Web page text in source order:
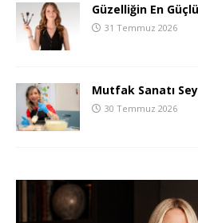
Güzelliğin En
31 Temmuz 2026
Mutfak Sanatı
30 Temmuz 2026